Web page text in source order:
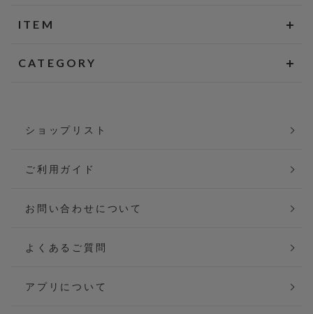
ITEM
CATEGORY
ショップリスト
ご利用ガイド
お問い合わせについて
よくあるご質問
アプリについて